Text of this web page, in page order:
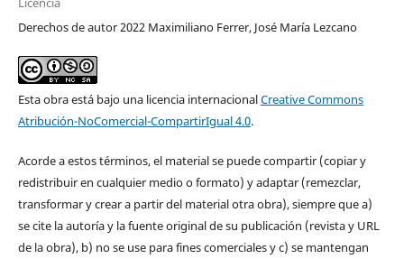
Derechos de autor 2022 Maximiliano Ferrer, José María Lezcano
Esta obra está bajo una licencia internacionalCreative Commons
Atribución-NoComercial-CompartirIgual 4.0.
Acorde a estos términos, el material se puede compartir (copiar y
redistribuir en cualquier medio o formato) y adaptar (remezclar,
transformar y crear a partir del material otra obra), siempre que a)
se cite la autoría y la fuente original de su publicación (revista y URL
de la obra), b) no se use para fines comerciales y c) se mantengan